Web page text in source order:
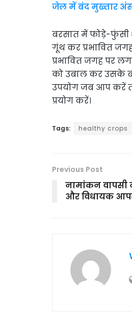
जेल में बंद मुख्तार
बरसात में फोड़े-फुंसी
गूंथ कर प्रभावित
प्रभावित जगह पर
को उबाल कर उसके
उपयोग जब आप करें
प्रयोग करें।
Tags: healthy crops
Previous Post
नामांकन वापसी
और विधायक